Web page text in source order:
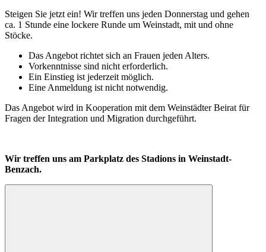
Steigen Sie jetzt ein! Wir treffen uns jeden Donnerstag und gehen
ca. 1 Stunde eine lockere Runde um Weinstadt, mit und ohne
Stöcke.
Das Angebot richtet sich an Frauen jeden Alters.
Vorkenntnisse sind nicht erforderlich.
Ein Einstieg ist jederzeit möglich.
Eine Anmeldung ist nicht notwendig.
Das Angebot wird in Kooperation mit dem Weinstädter Beirat für
Fragen der Integration und Migration durchgeführt.
Wir treffen uns am Parkplatz des Stadions in Weinstadt-
Benzach.